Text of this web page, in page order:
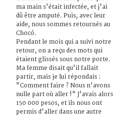
ma main s'était infectée, et j'ai
dû être amputé. Puis, avec leur
aide, nous sommes retournés au
Chocó.
Pendant le mois qui a suivi notre
retour, on a reçu des mots qui
étaient glissés sous notre porte.
Ma femme disait qu'il fallait
partir, mais je lui répondais :
"Comment faire ? Nous n'avons
nulle part où aller !" J'avais alors
150 000 pesos, et ils nous ont
permis d'aller dans une autre